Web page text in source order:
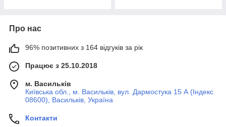
Про нас
96% позитивних з 164 відгуків за рік
Працює з 25.10.2018
м. Васильків
Київська обл., м. Васильків, вул. Дармостука 15 А (Індекс
08600), Васильків, Україна
Контакти